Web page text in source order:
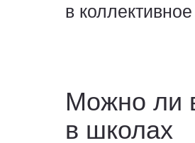
в
Можно ли
в школах